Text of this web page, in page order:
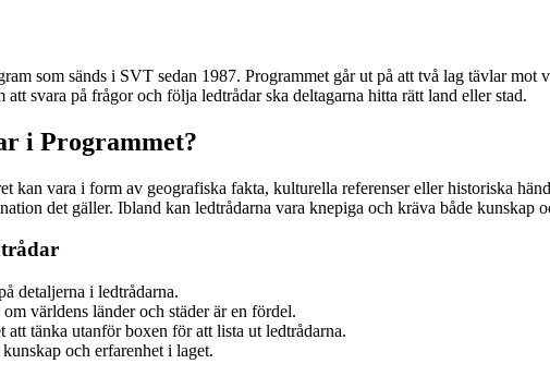
som sänds i SVT sedan 1987. Programmet går ut på att två lag tävlar
svara på frågor och följa ledtrådar ska deltagarna hitta rätt land eller stad.
i Programmet?
kan vara i form av geografiska fakta, kulturella referenser eller historiska
det gäller. Ibland kan ledtrådarna vara knepiga och kräva både kunskap
detaljerna i ledtrådarna.
världens länder och städer är en fördel.
att tänka utanför boxen för att lista ut ledtrådarna.
och erfarenhet i laget.